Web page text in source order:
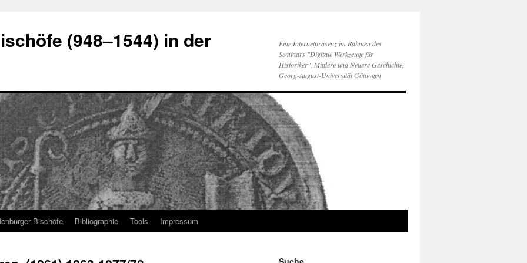
(948–1544) in der
Eine Internetpräsenz im Rahmen des
Seminars "Digitale Werkzeuge für
Historiker", Mittlere und Neuere Geschichte,
Georg-August-Universität Göttingen
Bischöfe Bibliographie Tools Impressum